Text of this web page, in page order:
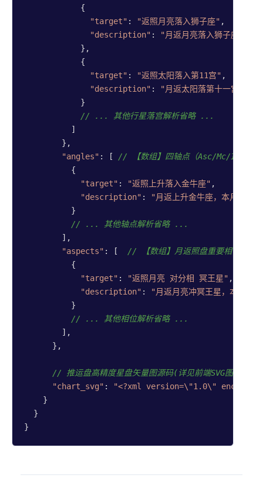
            {
"target" : "返照月亮落入狮子座" ,
"description" :
"月返月亮落入狮子座，
            },
            {
"target" : "返照太阳落入第11宫" ,
"description" :
"月返太阳落第十一宫，本
            }
// ... 其他行星落宫解析省略 ...
          ]
        },
"angles" : [ // 【数组】四轴点（Asc/Mc/Ic/Dsc
          {
"target" : "返照上升落入金牛座" ,
"description" :
"月返上升金牛座，本月你的
          }
// ... 其他轴点解析省略 ...
        ],
"aspects" : [ // 【数组】月返照盘重要相位的深
          {
"target" : "返照月亮 对分相 冥王星" ,
"description" :
"月返月亮冲冥王星，本月你
          }
// ... 其他相位解析省略 ...
        ],
      },
// 推运盘高精度星盘矢量图源码(详见前端SVG图片开发
"chart_svg" :
"<?xml version=\"1.0\"
    }
  }